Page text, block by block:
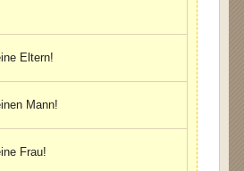
Eltern!
Mann!
Frau!